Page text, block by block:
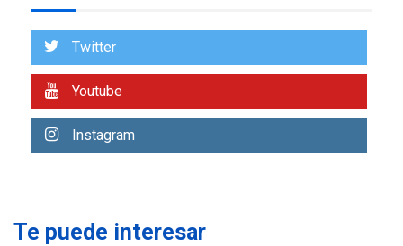
7
Margarita será sede de
Twitter
Youtube
Instagram
Te puede interesar